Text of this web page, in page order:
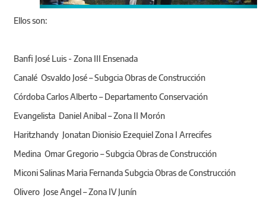
Ellos son:
Banfi José Luis - Zona III Ensenada
Canalé Osvaldo José – Subgcia Obras de Construcción
Córdoba Carlos Alberto – Departamento Conservación
Evangelista Daniel Anibal – Zona II Morón
Haritzhandy Jonatan Dionisio Ezequiel Zona I Arrecifes
Medina Omar Gregorio – Subgcia Obras de Construcción
Miconi Salinas Maria Fernanda Subgcia Obras de Construcción
Olivero Jose Angel – Zona IV Junín